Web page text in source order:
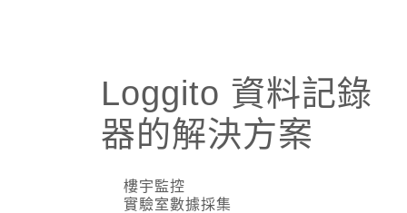
Loggito 資料記錄
器的解決方案
樓宇監控
實驗室數據採集